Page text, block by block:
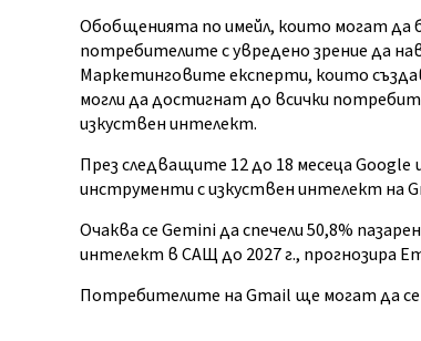
Обобщенията по имейл, които могат да
потребителите с увредено зрение да
Маркетинговите експерти, които
могли да достигнат до всички
изкуствен интелект.
През следващите 12 до 18 месеца
инструменти с изкуствен интелект на
Очаква се Gemini да спечели 50,8%
интелект в САЩ до 2027 г., прогнозира
Потребителите на Gmail ще могат да